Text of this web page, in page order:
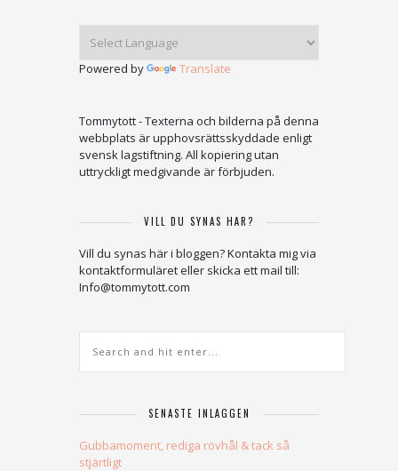
Powered by Translate
Tommytott - Texterna och bilderna på denna
webbplats är upphovsrättsskyddade enligt
svensk lagstiftning. All kopiering utan
uttryckligt medgivande är förbjuden.
VILL DU SYNAS HÄR?
Vill du synas här i bloggen? Kontakta mig via
kontaktformuläret eller skicka ett mail till:
Info@tommytott.com
SENASTE INLÄGGEN
Gubbamoment, rediga rövhål & tack så
stjärtligt